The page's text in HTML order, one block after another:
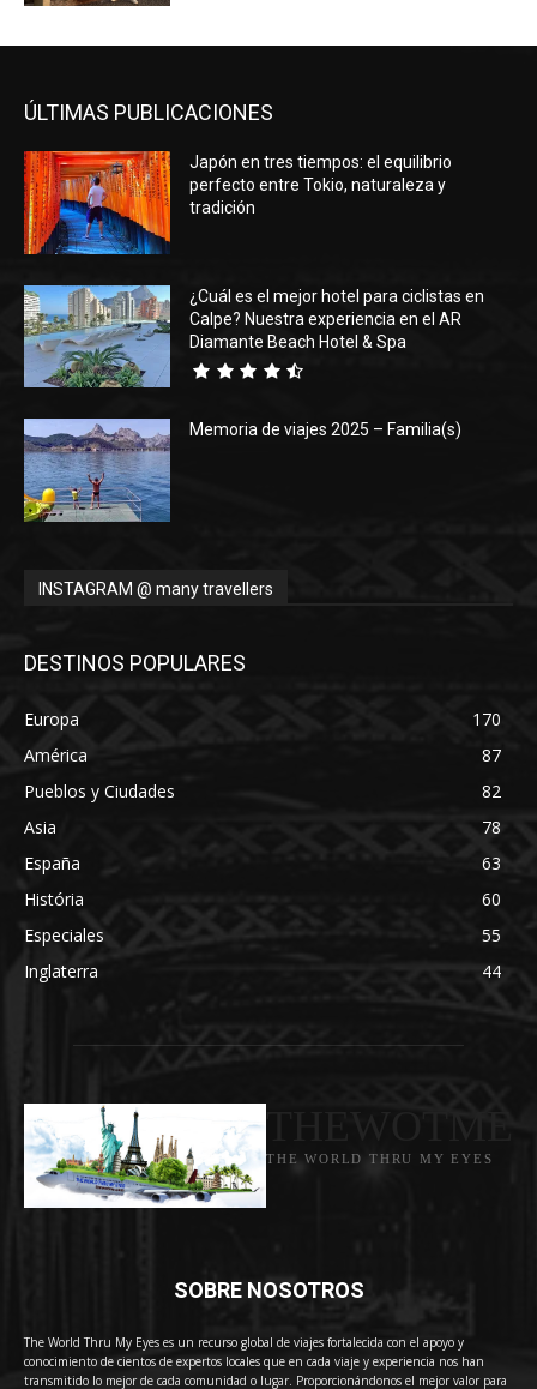
ÚLTIMAS PUBLICACIONES
Japón en tres tiempos: el equilibrio
perfecto entre Tokio, naturaleza y
tradición
¿Cuál es el mejor hotel para ciclistas en
Calpe? Nuestra experiencia en el AR
Diamante Beach Hotel & Spa
Memoria de viajes 2025 – Familia(s)
INSTAGRAM @ many travellers
DESTINOS POPULARES
Europa
170
América
87
Pueblos y Ciudades
82
Asia
78
España
63
História
60
Especiales
55
Inglaterra
44
THE WORLD THRU MY EYES
SOBRE NOSOTROS
The World Thru My Eyes es un recurso global de viajes fortalecida con el apoyo y
conocimiento de cientos de expertos locales que en cada viaje y experiencia nos han
transmitido lo mejor de cada comunidad o lugar. Proporcionándonos el mejor valor para